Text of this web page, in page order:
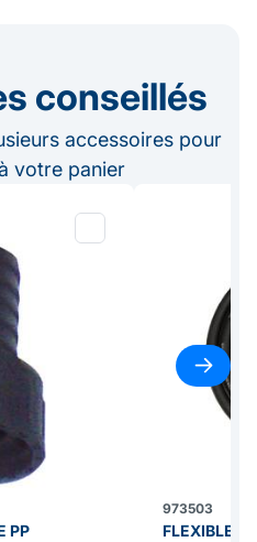
conseillés
accessoires pour
votre panier
PP
973503
FLEXIBLE